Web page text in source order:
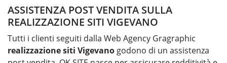
ASSISTENZA POST VENDITA SULLA
REALIZZAZIONE SITI VIGEVANO
Tutti i clienti seguiti dalla Web Agency Gragraphic
realizzazione siti Vigevano godono di un assistenza